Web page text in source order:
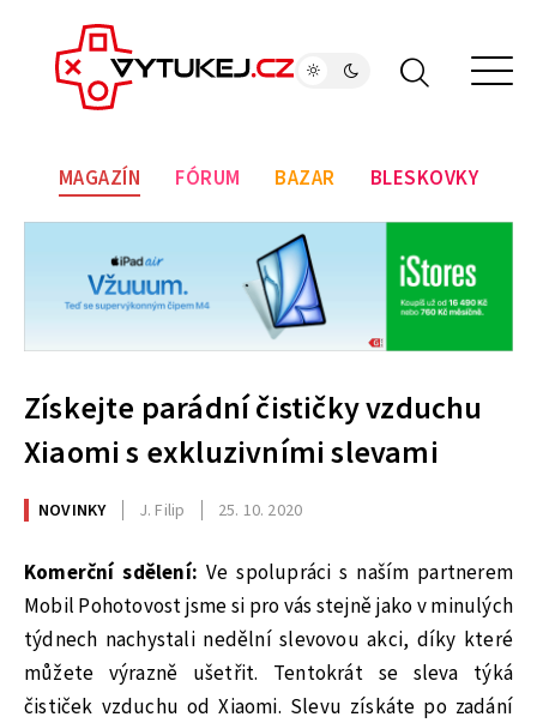
MAGAZÍN FÓRUM BAZAR BLESKOVKY
Získejte parádní čističky vzduchu
Xiaomi s exkluzivními slevami
NOVINKY J. Filip 25. 10. 2020
Komerční sdělení: Ve spolupráci s naším partnerem
Mobil Pohotovost jsme si pro vás stejně jako v minulých
týdnech nachystali nedělní slevovou akci, díky které
můžete výrazně ušetřit. Tentokrát se sleva týká
čističek vzduchu od Xiaomi. Slevu získáte po zadání